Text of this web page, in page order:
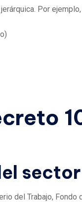
Por ejemplo,
del Trabajo, Fondo